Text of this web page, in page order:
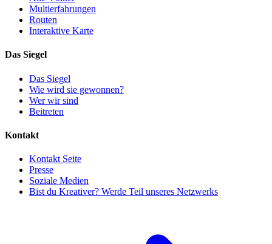
Multierfahrungen
Routen
Interaktive Karte
Das Siegel
Das Siegel
Wie wird sie gewonnen?
Wer wir sind
Beitreten
Kontakt
Kontakt Seite
Presse
Soziale Medien
Bist du Kreativer? Werde Teil unseres Netzwerks